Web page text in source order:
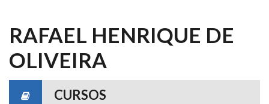
RAFAEL HENRIQUE DE
OLIVEIRA
CURSOS